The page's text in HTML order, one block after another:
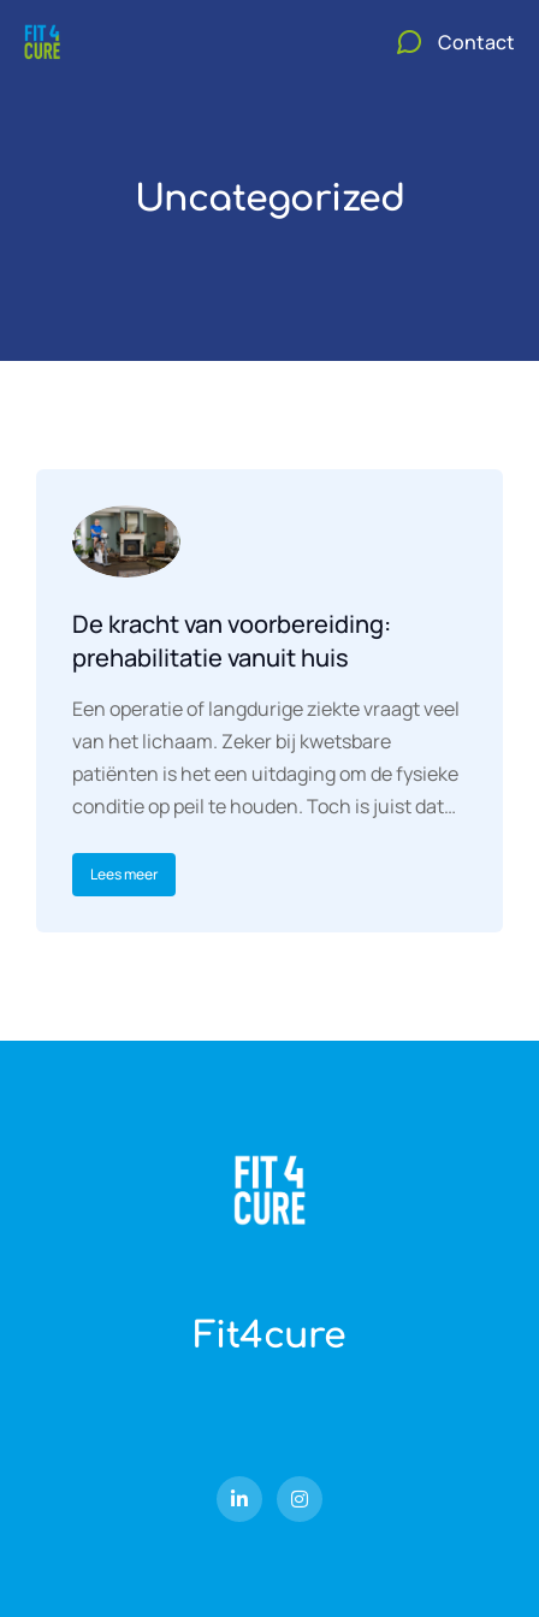
Contact
Uncategorized
De kracht van voorbereiding:
prehabilitatie vanuit huis
Een operatie of langdurige ziekte vraagt veel
van het lichaam. Zeker bij kwetsbare
patiënten is het een uitdaging om de fysieke
conditie op peil te houden. Toch is juist dat…
Lees meer
Fit4cure